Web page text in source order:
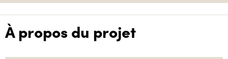
À propos du projet